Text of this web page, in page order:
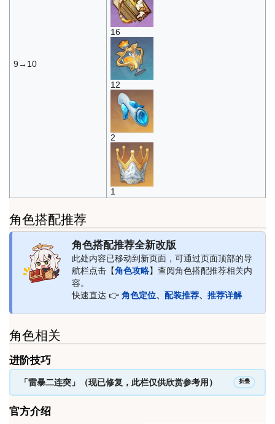
9→10
16
12
2
1
角色搭配推荐
角色搭配推荐全新改版
此处内容已移动到新页面，可通过页面顶部的导
航栏点击【角色攻略】查阅角色搭配推荐相关内
容。
快速直达 👉 角色定位、 配装推荐、 推荐详解
角色相关
进阶技巧
「雷暴二连突」（现已修复，此栏仅供欣赏参考用） 折叠
官方介绍